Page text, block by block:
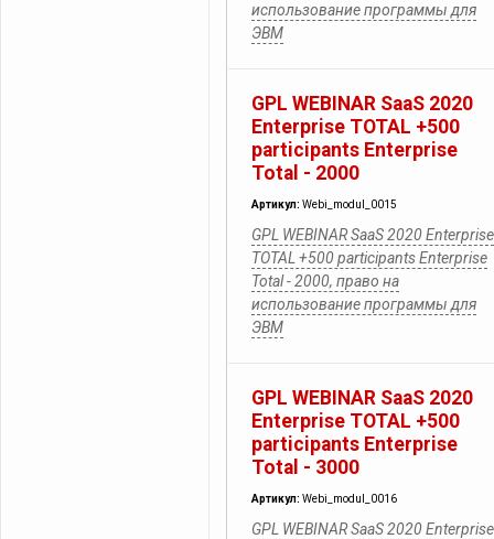
использование программы для
ЭВМ
GPL WEBINAR SaaS 2020
Enterprise TOTAL +500
participants Enterprise
Total - 2000
Артикул: Webi_modul_0015
GPL WEBINAR SaaS 2020 Enterprise
TOTAL +500 participants Enterprise
Total - 2000, право на
использование программы для
ЭВМ
GPL WEBINAR SaaS 2020
Enterprise TOTAL +500
participants Enterprise
Total - 3000
Артикул: Webi_modul_0016
GPL WEBINAR SaaS 2020 Enterprise